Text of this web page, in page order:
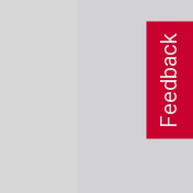
Feedback